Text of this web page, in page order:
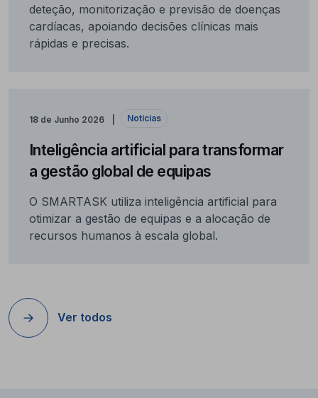
deteção, monitorização e previsão de doenças
cardíacas, apoiando decisões clínicas mais
rápidas e precisas.
18 de Junho 2026 Notícias
Inteligência artificial para transformar
a gestão global de equipas
O SMARTASK utiliza inteligência artificial para
otimizar a gestão de equipas e a alocação de
recursos humanos à escala global.
Ver todos